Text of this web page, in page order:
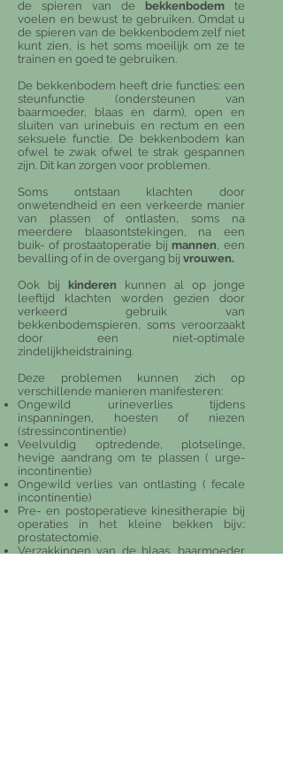
de spieren van de bekkenbodem te
voelen en bewust te gebruiken. Omdat u
de spieren van de bekkenbodem zelf niet
kunt zien, is het soms moeilijk om ze te
trainen en goed te gebruiken.
De bekkenbodem heeft drie functies: een
steunfunctie (ondersteunen van
baarmoeder, blaas en darm), open en
sluiten van urinebuis en rectum en een
seksuele functie. De bekkenbodem kan
ofwel te zwak ofwel te strak gespannen
zijn. Dit kan zorgen voor problemen.
Soms ontstaan klachten door
onwetendheid en een verkeerde manier
van plassen of ontlasten, soms na
meerdere blaasontstekingen, na een
buik- of prostaatoperatie bijmannen, een
bevalling of in de overgang bij vrouwen.
Ook bij kinderen kunnen al op jonge
leeftijd klachten worden gezien door
verkeerd gebruik van
bekkenbodemspieren, soms veroorzaakt
door een niet-optimale
zindelijkheidstraining.
Deze problemen kunnen zich op
verschillende manieren manifesteren:
Ongewild urineverlies tijdens
inspanningen, hoesten of niezen
(stressincontinentie)
Veelvuldig optredende, plotselinge,
hevige aandrang om te plassen ( urge-
incontinentie)
Ongewild verlies van ontlasting ( fecale
incontinentie)
Pre- en postoperatieve kinesitherapie bij
operaties in het kleine bekken bijv.:
prostatectomie.
Verzakkingen van de blaas, baarmoeder